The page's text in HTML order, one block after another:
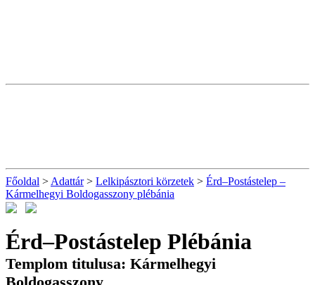
Főoldal > Adattár> Lelkipásztori körzetek > Érd–Postástelep –
Kármelhegyi Boldogasszony plébánia
Érd–Postástelep Plébánia
Templom titulusa: Kármelhegyi